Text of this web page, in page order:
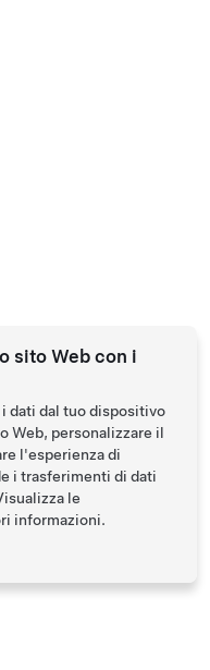
sito Web con i
dati dal tuo dispositivo
Web, personalizzare il
l'esperienza di
i trasferimenti di dati
le
informazioni.